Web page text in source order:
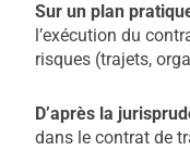
Sur un plan
l’exécution du
risques (trajets,
D’après la
dans le contrat de